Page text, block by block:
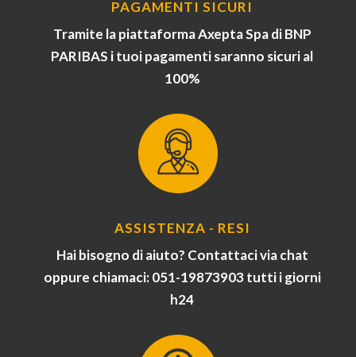
PAGAMENTI SICURI
Tramite la piattaforma Axepta Spa di BNP
PARIBAS i tuoi pagamenti saranno sicuri al
100%
ASSISTENZA - RESI
Hai bisogno di aiuto? Contattaci via chat
oppure chiamaci: 051-19873903 tutti i giorni
h24